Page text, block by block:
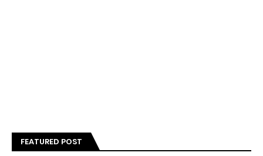
FEATURED POST